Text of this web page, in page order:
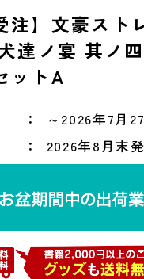
注】文豪スト
達ノ宴 其ノ
ットA
～2026年7月
2026年8月末